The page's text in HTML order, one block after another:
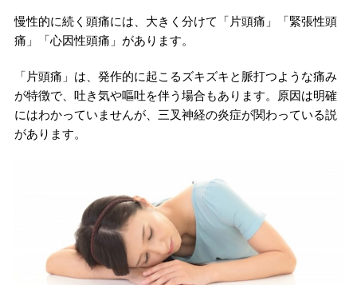
慢性的に続く頭痛には、大きく分けて「片頭痛」「緊張性頭
痛」「心因性頭痛」があります。
「片頭痛」は、発作的に起こるズキズキと脈打つような痛み
が特徴で、吐き気や嘔吐を伴う場合もあります。原因は明確
にはわかっていませんが、三叉神経の炎症が関わっている説
があります。